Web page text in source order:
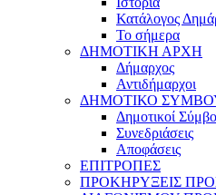
Κατάλογος
Το σήμερα
ΔΗΜΟΤΙΚΗ ΑΡΧΗ
Δήμαρχος
Αντιδήμαρχοι
ΔΗΜΟΤΙΚΟ
Δημοτικοί
Συνεδριάσεις
Αποφάσεις
ΕΠΙΤΡΟΠΕΣ
ΠΡΟΚΗΡΥΞΕΙΣ